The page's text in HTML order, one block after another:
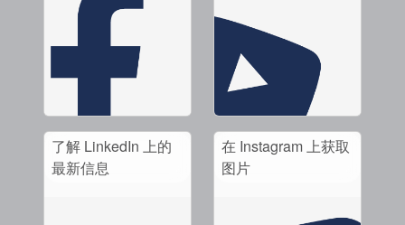
了解 LinkedIn 上的
最新信息
在 Instagram 上获取
图片